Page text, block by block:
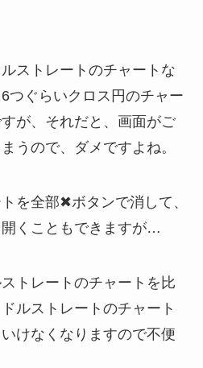
ストレートのチャートな
つぐらいクロス円のチャー
が、それだと、画面がご
うので、ダメですよね。
を全部✖ボタンで消して、
くこともできますが…
トレートのチャートを比
ルストレートのチャート
けなくなりますので不便